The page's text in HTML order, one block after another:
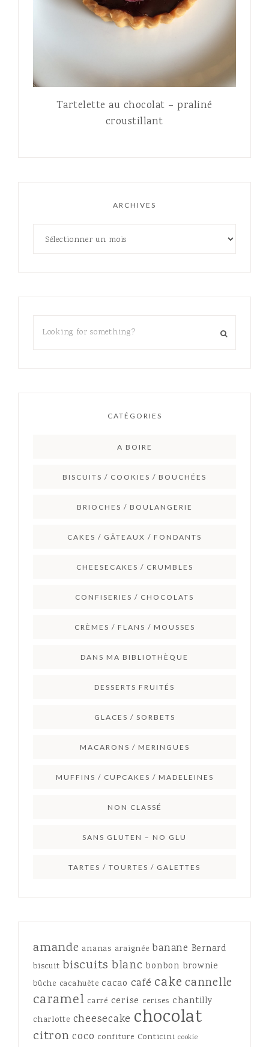
Tartelette au chocolat – praliné
croustillant
ARCHIVES
CATÉGORIES
A BOIRE
BISCUITS / COOKIES / BOUCHÉES
BRIOCHES / BOULANGERIE
CAKES / GÂTEAUX / FONDANTS
CHEESECAKES / CRUMBLES
CONFISERIES / CHOCOLATS
CRÈMES / FLANS / MOUSSES
DANS MA BIBLIOTHÈQUE
DESSERTS FRUITÉS
GLACES / SORBETS
MACARONS / MERINGUES
MUFFINS / CUPCAKES / MADELEINES
NON CLASSÉ
SANS GLUTEN – NO GLU
TARTES / TOURTES / GALETTES
amande ananas araignée banane Bernard
biscuit biscuits blanc bonbon brownie
bûche cacahuète cacao café cake cannelle
caramel carré cerise cerises chantilly
charlotte cheesecake chocolat
citron coco confiture Conticini cookie